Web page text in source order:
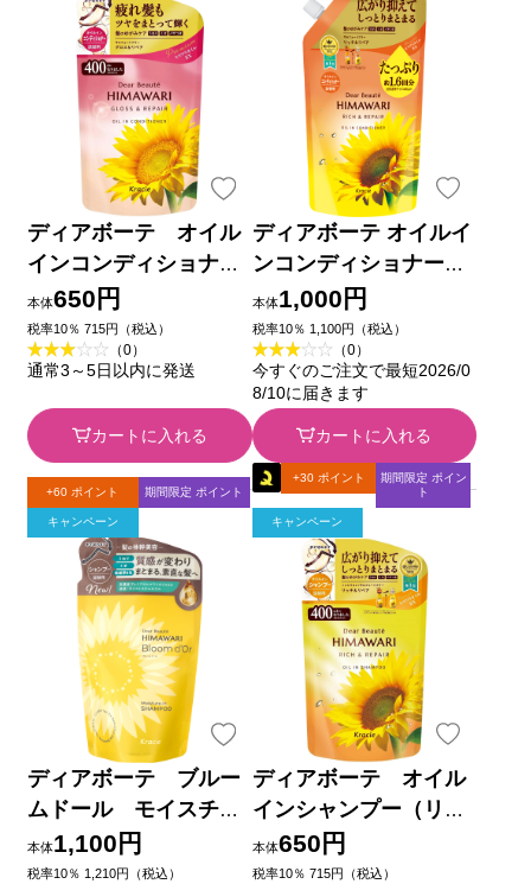
ディアボーテ オイル
インコンディショナー
（グロス＆リペア）
詰替用 ４００ｇ クラ
シエホームプロダクツ
本体650円
税率10％ 715円（税込）
（0）
通常3～5日以内に発送
カートに入れる
ディアボーテ オイルイ
ンコンディショナー
（リッチ＆リペア）詰
替用１．６回分 ６６０
ｇ クラシエホームプロ
ダクツ
本体1,000円
税率10％ 1,100円（税込）
（0）
今すぐのご注文で最短2026/0
8/10に届きます
カートに入れる
+60 ポイント 期間限定 ポイント
キャンペーン
ディアボーテ ブルー
ムドール モイスチャ
ーイン シャンプー
詰替用 ３３０ｍｌ ク
本体1,100円
税率10％ 1,210円（税込）
+30 ポイント
期間限定 ポイン
ト
キャンペーン
ディアボーテ オイル
インシャンプー（リッ
チ＆リペア） 詰替用
４００ｍＬ クラシエホ
本体650円
税率10％ 715円（税込）